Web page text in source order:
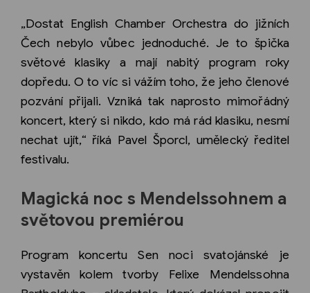
„Dostat English Chamber Orchestra do jižních
Čech nebylo vůbec jednoduché. Je to špička
světové klasiky a mají nabitý program roky
dopředu. O to víc si vážím toho, že jeho členové
pozvání přijali. Vzniká tak naprosto mimořádný
koncert, který si nikdo, kdo má rád klasiku, nesmí
nechat ujít,“ říká Pavel Šporcl, umělecký ředitel
festivalu.
Magická noc s Mendelssohnem a
světovou premiérou
Program koncertu Sen noci svatojánské je
vystavěn kolem tvorby Felixe Mendelssohna